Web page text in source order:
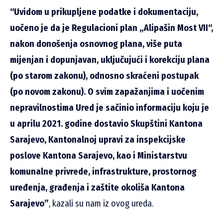
“Uvidom u prikupljene podatke i dokumentaciju,
uočeno je da je Regulacioni plan „Alipašin Most VII“,
nakon donošenja osnovnog plana, više puta
mijenjan i dopunjavan, uključujući i korekciju plana
(po starom zakonu), odnosno skraćeni postupak
(po novom zakonu). O svim zapažanjima i uočenim
nepravilnostima Ured je sačinio informaciju koju je
u aprilu 2021. godine dostavio Skupštini Kantona
Sarajevo, Kantonalnoj upravi za inspekcijske
poslove Kantona Sarajevo, kao i Ministarstvu
komunalne privrede, infrastrukture, prostornog
uređenja, građenja i zaštite okoliša Kantona
Sarajevo”, kazali su nam iz ovog ureda.